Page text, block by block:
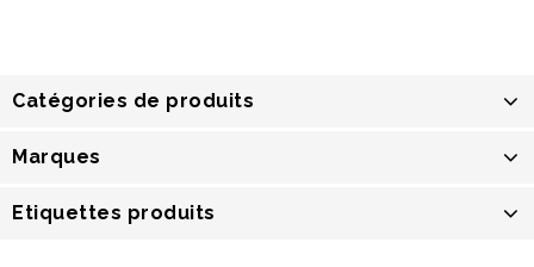
Catégories de produits
Marques
Etiquettes produits